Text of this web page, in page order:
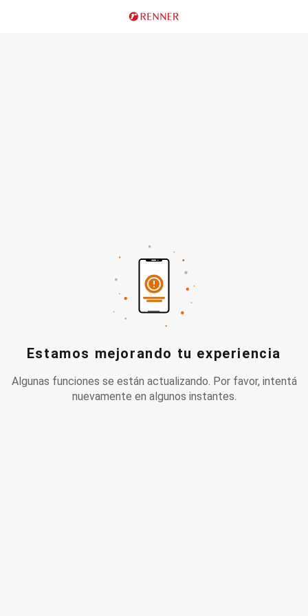
Estamos mejorando tu experiencia
Algunas funciones se están actualizando. Por favor, intentá
nuevamente en algunos instantes.